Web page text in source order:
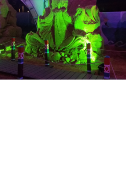
фигур из песка
Со сменой цветов, гости парка
видят каждую фигуру иначе